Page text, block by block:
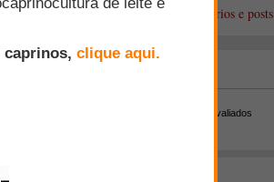
Mais comentários e posts
Melhor avaliados